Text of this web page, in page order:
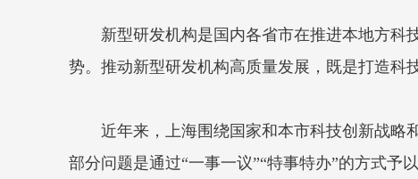
新型研发机构是国内各省市在推进本地方科
势。推动新型研发机构高质量发展，既是打造科
近年来，上海围绕国家和本市科技创新战略
部分问题是通过“一事一议”“特事特办”的方式